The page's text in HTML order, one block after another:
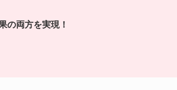
の両方を実現！